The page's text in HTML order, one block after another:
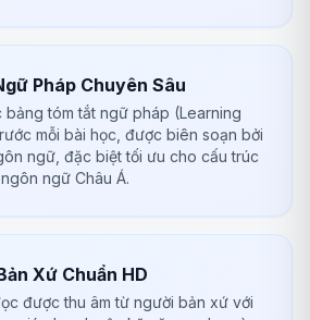
Pháp Chuyên Sâu
bảng tóm tắt ngữ pháp (Learning
mỗi bài học, được biên soạn bởi
ngữ, đặc biệt tối ưu cho cấu trúc
ngữ Châu Á.
Xứ Chuẩn HD
được thu âm từ người bản xứ với